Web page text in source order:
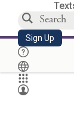
Sign Up